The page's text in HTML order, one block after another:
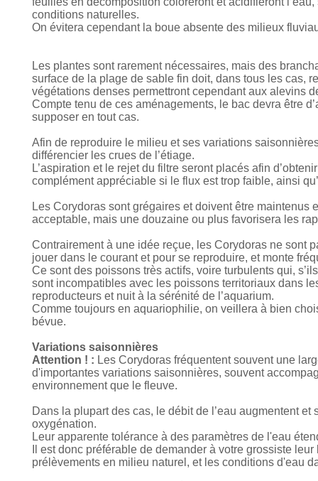
conditions naturelles.
On évitera cependant la boue absente des milieux
Les plantes sont rarement nécessaires, mais des
surface de la plage de sable fin doit, dans tous les cas,
végétations denses permettront cependant aux alevins
Compte tenu de ces aménagements, le bac devra être
supposer en tout cas.
Afin de reproduire le milieu et ses variations
différencier les crues de l’étiage.
L’aspiration et le rejet du filtre seront placés afin
complément appréciable si le flux est trop faible, ainsi
Les Corydoras sont grégaires et doivent être
acceptable, mais une douzaine ou plus favorisera les
Contrairement à une idée reçue, les Corydoras ne sont
jouer dans le courant et pour se reproduire, et monte
Ce sont des poissons très actifs, voire turbulents qui,
sont incompatibles avec les poissons territoriaux dans
reproducteurs et nuit à la sérénité de l’aquarium.
Comme toujours en aquariophilie, on veillera à bien
bévue.
Variations saisonnières
Attention ! : Les Corydoras fréquentent souvent une
d'importantes variations saisonnières, souvent
environnement que le fleuve.
Dans la plupart des cas, le débit de l’eau augmentent
oxygénation.
Leur apparente tolérance à des paramètres de l'eau
Il est donc préférable de demander à votre grossiste
prélèvements en milieu naturel, et les conditions d'eau